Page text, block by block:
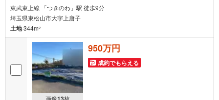
東武東上線 「つきのわ」駅 徒歩9分
埼玉県東松山市大字上唐子
土地344m2
画像 枚
950万円
成約でもらえる